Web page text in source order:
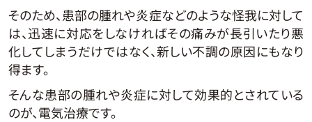
そのため、患部の腫れや炎症などのような怪我に対して
は、迅速に対応をしなければその痛みが長引いたり悪
化してしまうだけではなく、新しい不調の原因にもなり
得ます。
そんな患部の腫れや炎症に対して効果的とされている
のが、電気治療です。